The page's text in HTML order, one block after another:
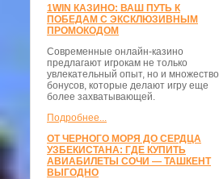
1WIN КАЗИНО: ВАШ ПУТЬ К
ПОБЕДАМ С ЭКСКЛЮЗИВНЫМ
ПРОМОКОДОМ
Современные онлайн-казино
предлагают игрокам не только
увлекательный опыт, но и множество
бонусов, которые делают игру еще
более захватывающей.
Подробнее...
ОТ ЧЕРНОГО МОРЯ ДО СЕРДЦА
УЗБЕКИСТАНА: ГДЕ КУПИТЬ
АВИАБИЛЕТЫ СОЧИ — ТАШКЕНТ
ВЫГОДНО